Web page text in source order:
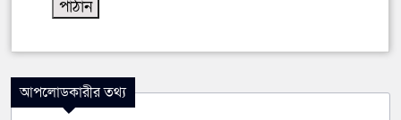
আপলোডকারীর তথ্য